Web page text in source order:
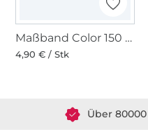
Maßband Color 150 cm
4,90 € / Stk